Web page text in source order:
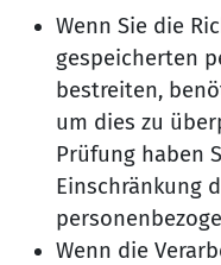
Wenn Sie die
gespeicherten
bestreiten,
um dies zu
Prüfung haben
Einschränkung
Wenn die